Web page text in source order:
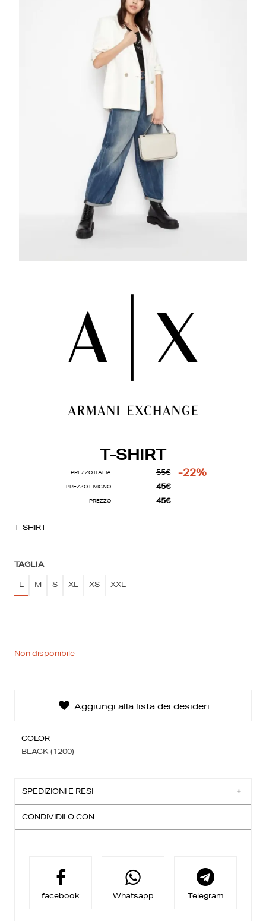
T-SHIRT
PREZZO ITALIA 55€ -22%
PREZZO LIVIGNO 45€
PREZZO 45€
T-SHIRT
TAGLIA
L
M S XL XS XXL
Non disponibile
Aggiungi alla lista dei desideri
COLOR
BLACK (1200)
SPEDIZIONI E RESI
aggiuntivo,
riceverai una email quando il tuo ordine è pronto per
essere ritirato.
Reso facile:
CONDIVIDILO CON:
facebook Whatsapp Telegram